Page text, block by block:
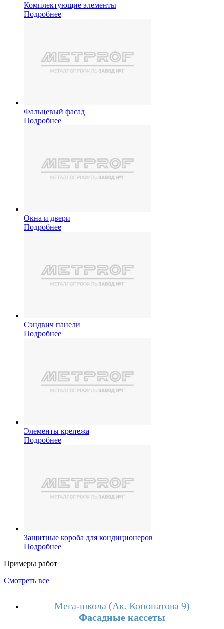
Комплектующие элементы
Подробнее
Фальцевый фасад
Подробнее
Окна и двери
Подробнее
Сэндвич панели
Подробнее
Элементы крепежа
Подробнее
Защитные короба для кондиционеров
Подробнее
Примеры работ
Смотреть все
Мега-школа (Ак. Конопатова 9)
Фасадные кассеты